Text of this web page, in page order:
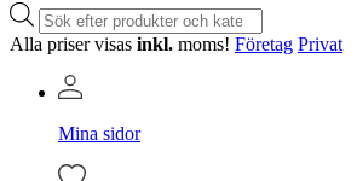
Produktsökning
Alla priser visas inkl. moms! Företag Privat
Mina sidor